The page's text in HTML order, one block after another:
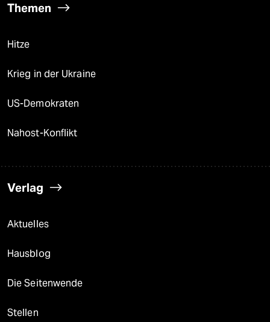
Themen
Hitze
Krieg in der Ukraine
US-Demokraten
Nahost-Konflikt
Verlag
Aktuelles
Hausblog
Die Seitenwende
Stellen